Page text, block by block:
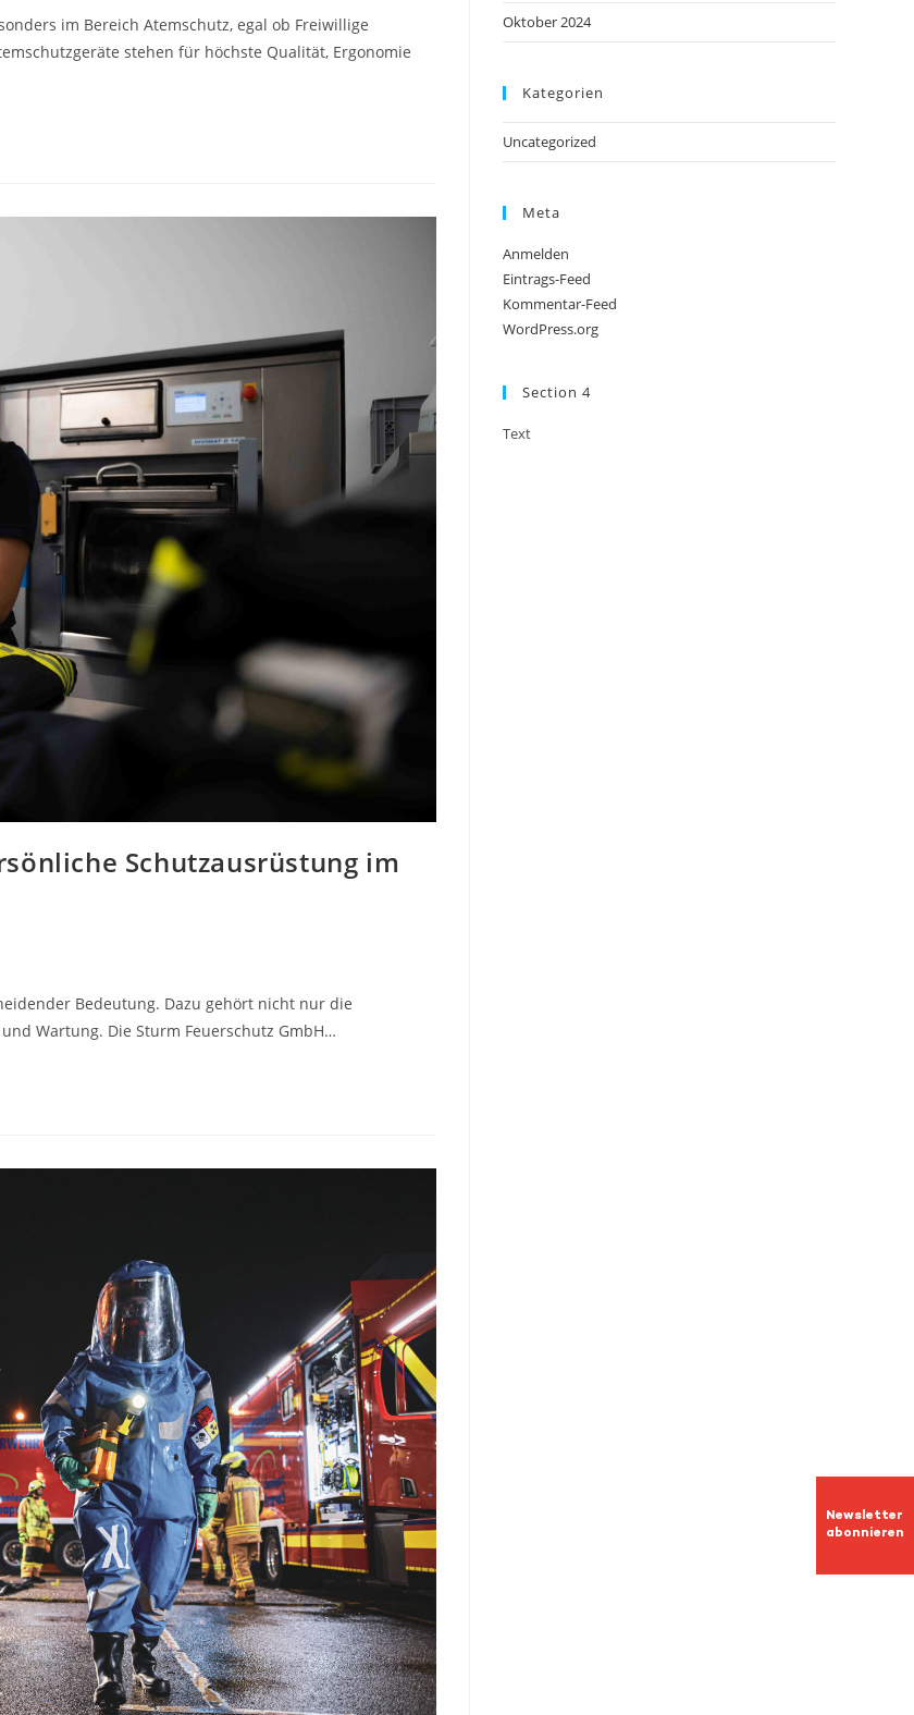
im Bereich Atemschutz, egal ob Freiwillige
stehen für höchste Qualität, Ergonomie
Schutzausrüstung im
Bedeutung. Dazu gehört nicht nur die
Wartung. Die Sturm Feuerschutz GmbH…
Oktober 2024
Kategorien
Uncategorized
Meta
Anmelden
Eintrags-Feed
Kommentar-Feed
WordPress.org
Section 4
Text
Newsletter
abonnieren